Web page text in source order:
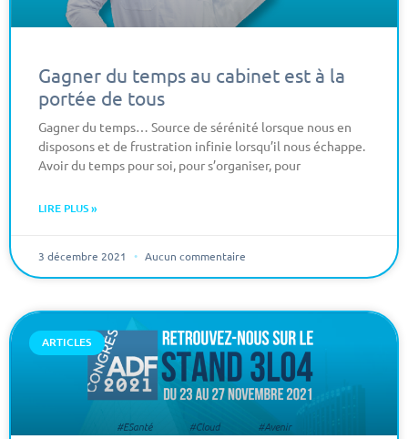
Gagner du temps au cabinet est à la
portée de tous
Gagner du temps… Source de sérénité lorsque nous en
disposons et de frustration infinie lorsqu’il nous échappe.
Avoir du temps pour soi, pour s’organiser, pour
LIRE PLUS »
3 décembre 2021 Aucun commentaire
ARTICLES